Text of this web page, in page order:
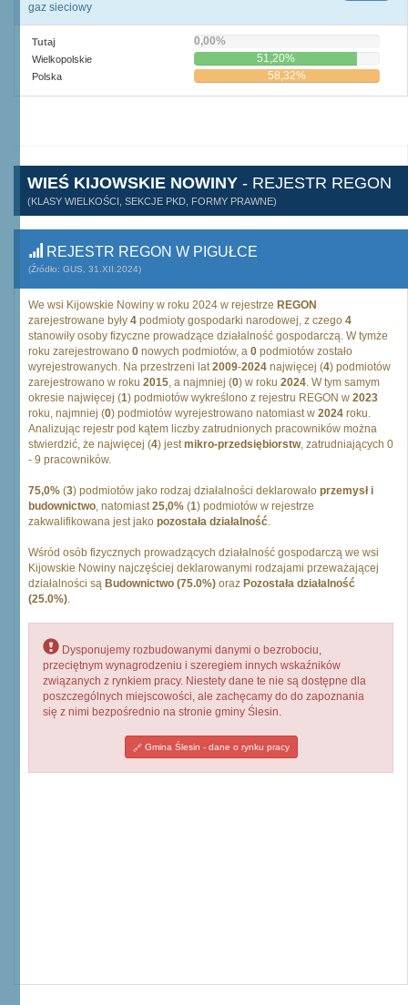
gaz sieciowy
Tutaj 0,00%
Wielkopolskie 51,20%
Polska 58,32%
WIEŚ KIJOWSKIE NOWINY - REJESTR REGON
(KLASY WIELKOŚCI, SEKCJE PKD, FORMY PRAWNE)
REJESTR REGON W PIGUŁCE
(Źródło: GUS, 31.XII.2024)
We wsi Kijowskie Nowiny w roku 2024 w rejestrze REGON
zarejestrowane były 4 podmioty gospodarki narodowej, z czego 4
stanowiły osoby fizyczne prowadzące działalność gospodarczą. W tymże
roku zarejestrowano 0 nowych podmiotów, a 0 podmiotów zostało
wyrejestrowanych. Na przestrzeni lat2009-2024 najwięcej (4) podmiotów
zarejestrowano w roku 2015, a najmniej (0) w roku 2024. W tym samym
okresie najwięcej (1) podmiotów wykreślono z rejestru REGON w 2023
roku, najmniej (0) podmiotów wyrejestrowano natomiast w 2024 roku.
Analizując rejestr pod kątem liczby zatrudnionych pracowników można
stwierdzić, że najwięcej (4) jestmikro-przedsiębiorstw, zatrudniających 0
- 9 pracowników.
75,0% (3) podmiotów jako rodzaj działalności deklarowało przemysł i
budownictwo, natomiast25,0% (1) podmiotów w rejestrze
zakwalifikowana jest jako pozostała działalność.
Wśród osób fizycznych prowadzących działalność gospodarczą we wsi
Kijowskie Nowiny najczęściej deklarowanymi rodzajami przeważającej
działalności są Budownictwo (75.0%) oraz Pozostała działalność
(25.0%).
Dysponujemy rozbudowanymi danymi o bezrobociu,
przeciętnym wynagrodzeniu i szeregiem innych wskaźników
związanych z rynkiem pracy. Niestety dane te nie są dostępne dla
poszczególnych miejscowości, ale zachęcamy do do zapoznania
się z nimi bezpośrednio na stronie gminy Ślesin.
Gmina Ślesin - dane o rynku pracy